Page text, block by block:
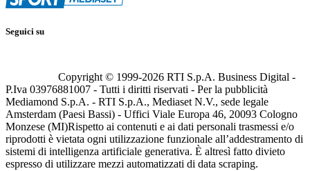
Seguici su
Copyright © 1999-2026 RTI S.p.A. Business Digital -
P.Iva 03976881007 - Tutti i diritti riservati - Per la pubblicità
Mediamond S.p.A. - RTI S.p.A., Mediaset N.V., sede legale
Amsterdam (Paesi Bassi) - Uffici Viale Europa 46, 20093 Cologno
Monzese (MI)Rispetto ai contenuti e ai dati personali trasmessi e/o
riprodotti è vietata ogni utilizzazione funzionale all’addestramento di
sistemi di intelligenza artificiale generativa. È altresì fatto divieto
espresso di utilizzare mezzi automatizzati di data scraping.